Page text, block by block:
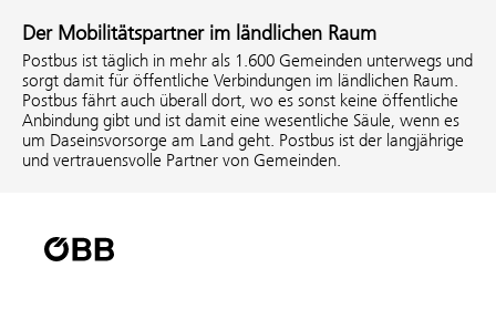
Der Mobilitätspartner im ländlichen Raum
Postbus ist täglich in mehr als 1.600 Gemeinden unterwegs und
sorgt damit für öffentliche Verbindungen im ländlichen Raum.
Postbus fährt auch überall dort, wo es sonst keine öffentliche
Anbindung gibt und ist damit eine wesentliche Säule, wenn es
um Daseinsvorsorge am Land geht. Postbus ist der langjährige
und vertrauensvolle Partner von Gemeinden.